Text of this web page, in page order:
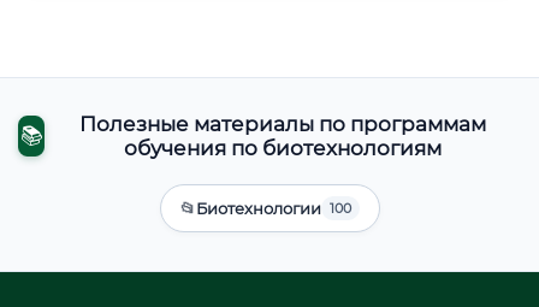
📚
Полезные материалы по программам
обучения по биотехнологиям
📂Биотехнологии 100